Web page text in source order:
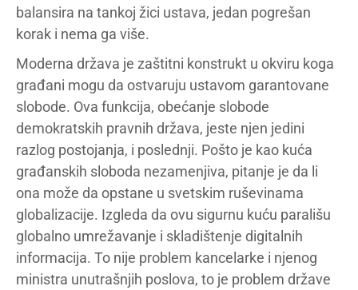
balansira na tankoj žici ustava, jedan pogrešan
korak i nema ga više.
Moderna država je zaštitni konstrukt u okviru koga
građani mogu da ostvaruju ustavom garantovane
slobode. Ova funkcija, obećanje slobode
demokratskih pravnih država, jeste njen jedini
razlog postojanja, i poslednji. Pošto je kao kuća
građanskih sloboda nezamenjiva, pitanje je da li
ona može da opstane u svetskim ruševinama
globalizacije. Izgleda da ovu sigurnu kuću parališu
globalno umrežavanje i skladištenje digitalnih
informacija. To nije problem kancelarke i njenog
ministra unutrašnjih poslova, to je problem države